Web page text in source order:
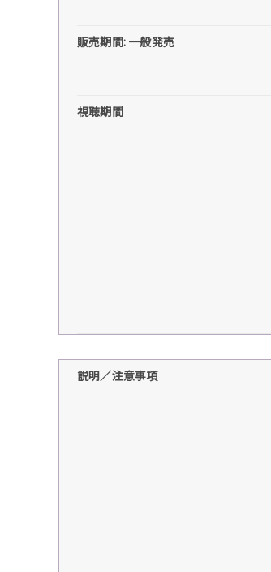
販売期間: 一般発売
視聴期間
説明／注意事項